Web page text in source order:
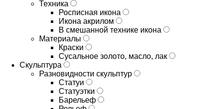
Техника
Росписная икона
Икона акрилом
В смешанной технике икона
Материалы
Краски
Сусальное золото, масло, лак
Скульптура
Разновидности скульптур
Статуи
Статуэтки
Барельеф